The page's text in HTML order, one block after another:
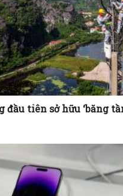
đầu tiên sở hữu ‘băng